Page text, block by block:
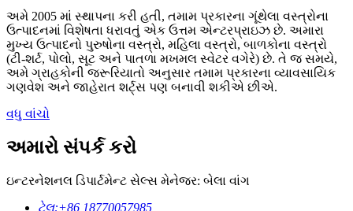
અમે 2005 માં સ્થાપના કરી હતી, તમામ પ્રકારના ગૂંથેલા વસ્ત્રોના
ઉત્પાદનમાં વિશેષતા ધરાવતું એક ઉત્તમ એન્ટરપ્રાઇઝ છે. અમારા
મુખ્ય ઉત્પાદનો પુરુષોના વસ્ત્રો, મહિલા વસ્ત્રો, બાળકોના વસ્ત્રો
(ટી-શર્ટ, પોલો, સૂટ અને પાતળા મખમલ સ્વેટર વગેરે) છે. તે જ સમયે,
અમે ગ્રાહકોની જરૂરિયાતો અનુસાર તમામ પ્રકારના વ્યાવસાયિક
ગણવેશ અને જાહેરાત શર્ટ્સ પણ બનાવી શકીએ છીએ.
વધુ વાંચો
અમારો સંપર્ક કરો
ઇન્ટરનેશનલ ડિપાર્ટમેન્ટ સેલ્સ મેનેજર: બેલા વાંગ
ટેલ:+86 18770057985